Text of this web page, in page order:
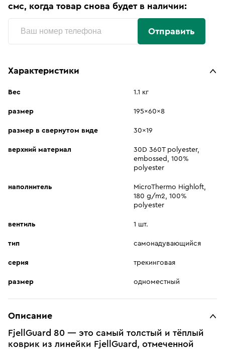
смс, когда товар снова будет в наличии:
Отправить
Характеристики
Вес 1.1 кг
размер 195x60x8
размер в свернутом виде 30x19
верхний материал
30D 360T polyester,
embossed, 100%
polyester
наполнитель
MicroThermo Highloft,
180 g/m2, 100%
polyester
вентиль 1 шт.
тип самонадувающийся
серия трекинговая
размер одноместный
Описание
FjellGuard 80 — это самый толстый и тёплый
коврик из линейки FjellGuard, отмеченной